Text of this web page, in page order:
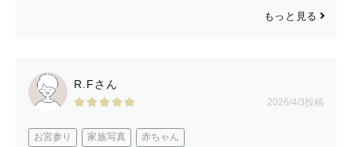
もっと見る
R.Fさん
2026/4/3投稿
お宮参り 家族写真 赤ちゃん